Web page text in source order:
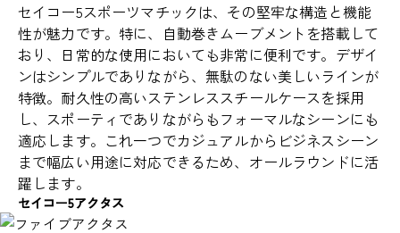
セイコー5スポーツマチックは、その堅牢な構造と機能
性が魅力です。特に、自動巻きムーブメントを搭載して
おり、日常的な使用においても非常に便利です。デザイ
ンはシンプルでありながら、無駄のない美しいラインが
特徴。耐久性の高いステンレススチールケースを採用
し、スポーティでありながらもフォーマルなシーンにも
適応します。これ一つでカジュアルからビジネスシーン
まで幅広い用途に対応できるため、オールラウンドに活
躍します。
セイコー5アクタス